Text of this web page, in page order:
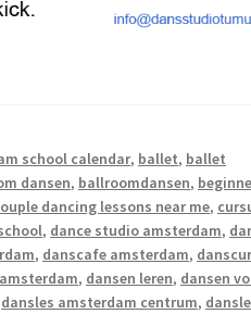
school calendar, ballet, ballet
dansen, ballroomdansen,
dancing lessons near me,
, dance studio amsterdam,
, danscafe amsterdam,
, dansen leren, dansen
dansles amsterdam centrum,